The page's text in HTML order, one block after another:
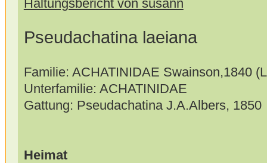
Haltungsbericht von susann
Pseudachatina laeiana
Familie: ACHATINIDAE Swainson,1840
Unterfamilie: ACHATINIDAE
Gattung: Pseudachatina J.A.Albers, 1850
Heimat